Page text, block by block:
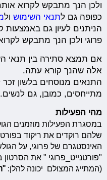
ולכן הנך מתבקש לקרוא
כפופה גם לתנאי השימוש ול
פרוגי ולכן הנך מתבקש
אם תמצא סתירה בין תנאי
אלה שהנך קורא עתה.
התנאים מנוסחים בלשון זכר
מתייחסים, כמובן, גם לנשים.
מהי הפעילות
שלהם רוקדים את ריקוד
האינסטגרם של פרוגי, על
"פורטנייט_פרוגי " את
(המתייג המצולם יכונה להלן: